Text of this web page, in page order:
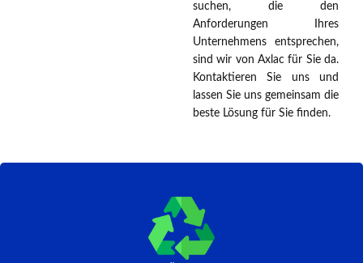
suchen, die den
Anforderungen Ihres
Unternehmens entsprechen,
sind wir von Axlac für Sie da.
Kontaktieren Sie uns und
lassen Sie uns gemeinsam die
beste Lösung für Sie finden.